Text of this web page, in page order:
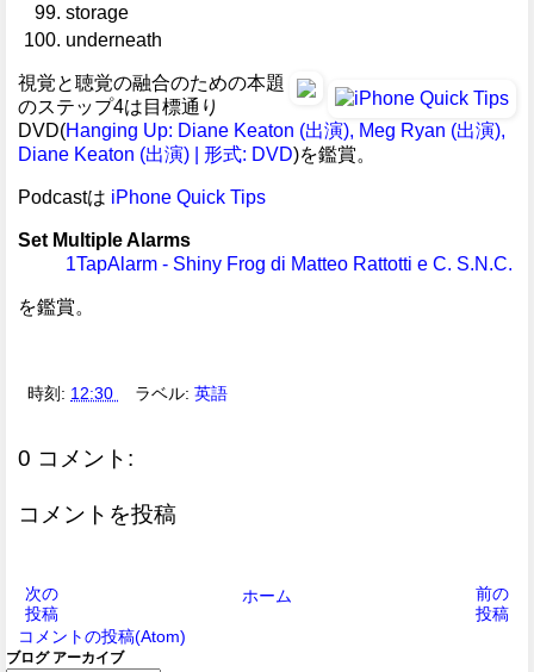
storage
underneath
視覚と聴覚の融合のための本題
のステップ4は目標通り
DVD(Hanging Up: Diane Keaton (出演), Meg Ryan (出演),
Diane Keaton (出演) | 形式: DVD)を鑑賞。
Podcastは iPhone Quick Tips
Set Multiple Alarms
1TapAlarm - Shiny Frog di Matteo Rattotti e C. S.N.C.
を鑑賞。
時刻: 12:30 ラベル:英語
0 コメント:
コメントを投稿
次の
投稿
前の
投稿
ホーム
コメントの投稿(Atom)
ブログ アーカイブ